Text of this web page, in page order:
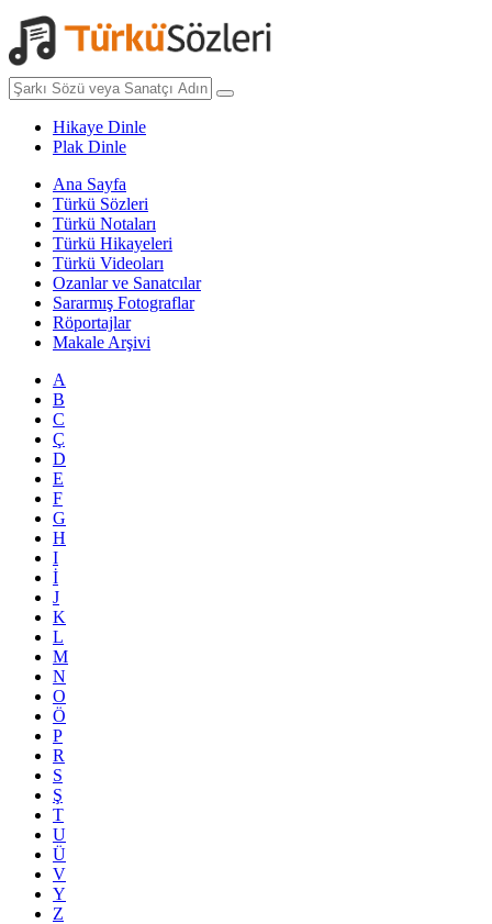
Hikaye Dinle
Plak Dinle
Ana Sayfa
Türkü Sözleri
Türkü Notaları
Türkü Hikayeleri
Türkü Videoları
Ozanlar ve Sanatcılar
Sararmış Fotograflar
Röportajlar
Makale Arşivi
A
B
C
Ç
D
E
F
G
H
I
İ
J
K
L
M
N
O
Ö
P
R
S
Ş
T
U
Ü
V
Y
Z